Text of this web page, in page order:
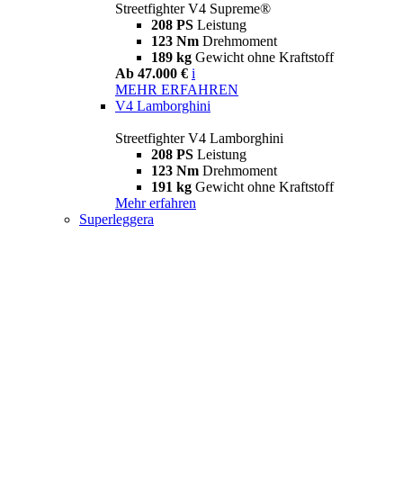
Streetfighter V4 Supreme®
208 PS Leistung
123 Nm Drehmoment
189 kg Gewicht ohne Kraftstoff
Ab 47.000 € i
MEHR ERFAHREN
V4 Lamborghini
Streetfighter V4 Lamborghini
208 PS Leistung
123 Nm Drehmoment
191 kg Gewicht ohne Kraftstoff
Mehr erfahren
Superleggera